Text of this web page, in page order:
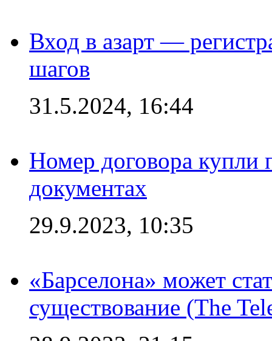
Вход в азарт —
шагов
31.5.2024, 16:44
Номер договора купли
документах
29.9.2023, 10:35
«Барселона» может
существование (The